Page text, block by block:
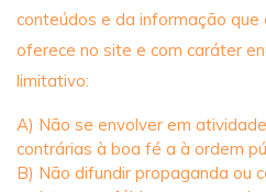
conteúdos e da informação que
oferece no site e com caráter
limitativo:
A) Não se envolver em
contrárias à boa fé a à ordem
B) Não difundir propaganda ou